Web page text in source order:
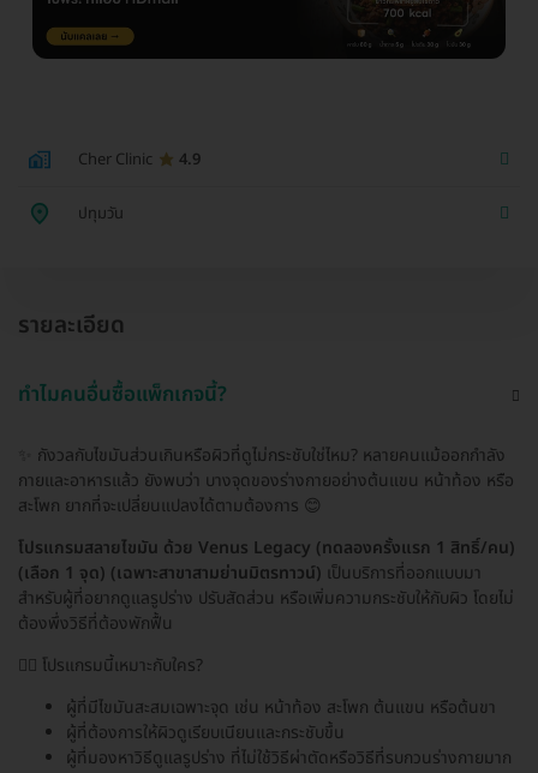
Cher Clinic 4.9
ปทุมวัน
รายละเอียด
ทำไมคนอื่นซื้อแพ็กเกจนี้?
✨ กังวลกับไขมันส่วนเกินหรือผิวที่ดูไม่กระชับใช่ไหม? หลายคนแม้ออกกำลัง
กายและอาหารแล้ว ยังพบว่า บางจุดของร่างกายอย่างต้นแขน หน้าท้อง หรือ
สะโพก ยากที่จะเปลี่ยนแปลงได้ตามต้องการ 😊
โปรแกรมสลายไขมัน ด้วย Venus Legacy (ทดลองครั้งแรก 1 สิทธิ์/คน)
(เลือก 1 จุด) (เฉพาะสาขาสามย่านมิตรทาวน์) เป็นบริการที่ออกแบบมา
สำหรับผู้ที่อยากดูแลรูปร่าง ปรับสัดส่วน หรือเพิ่มความกระชับให้กับผิว โดยไม่
ต้องพึ่งวิธีที่ต้องพักฟื้น
👩‍⚕️ โปรแกรมนี้เหมาะกับใคร?
ผู้ที่มีไขมันสะสมเฉพาะจุด เช่น หน้าท้อง สะโพก ต้นแขน หรือต้นขา
ผู้ที่ต้องการให้ผิวดูเรียบเนียนและกระชับขึ้น
ผู้ที่มองหาวิธีดูแลรูปร่าง ที่ไม่ใช้วิธีผ่าตัดหรือวิธีที่รบกวนร่างกายมาก